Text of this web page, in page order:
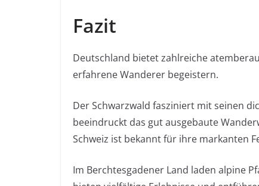
Fazit
Deutschland bietet zahlreiche
erfahrene Wanderer begeistern.
Der Schwarzwald fasziniert mit seinen
beeindruckt das gut ausgebaute
Schweiz ist bekannt für ihre markanten
Im Berchtesgadener Land laden alpine